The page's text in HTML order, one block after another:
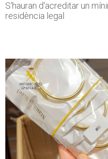
S'hauran d'acreditar un
residència legal